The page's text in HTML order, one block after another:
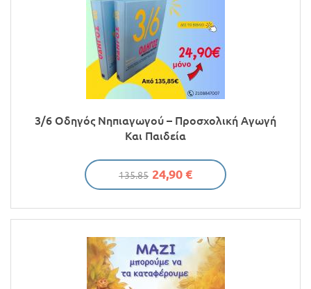
3/6 Οδηγός Νηπιαγωγού – Προσχολική Αγωγή
Και Παιδεία
135.85 24,90 €